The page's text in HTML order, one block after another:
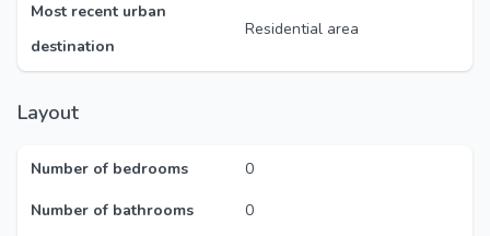
Most recent urban
destination
Residential area
Layout
Number of bedrooms
0
Number of bathrooms
0